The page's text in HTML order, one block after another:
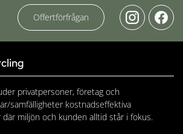
Offertförfrågan
privatpersoner, företag och
samfälligheter kostnadseffektiva
där miljön och kunden alltid står i fokus.